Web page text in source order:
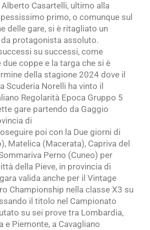
Alberto Casartelli, ultimo alla
primo, o comunque sul
delle gare, si è ritagliato un
da protagonista assoluto.
su successi, come
coppe e la targa che si è
della stagione 2024 dove il
Scuderia Norelli ha vinto il
Regolarità Epoca Gruppo 5
gare partendo da Gaggio
di
poi con la Due giorni di
Matelica (Macerata), Capriva del
Perno (Cuneo) per
della Pieve, in provincia di
valida anche per il Vintage
Championship nella classe X3 su
il titolo nel Campionato
su sei prove tra Lombardia,
e Piemonte, a Cavagliano